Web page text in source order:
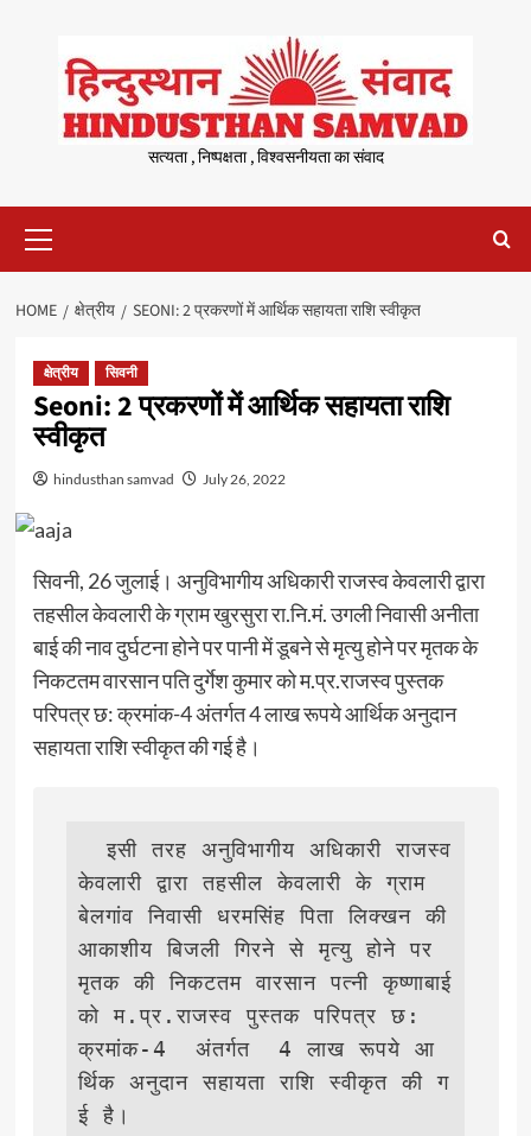
content
सत्यता , निष्पक्षता , विश्वसनीयता का संवाद
Menu
HOME क्षेत्रीय SEONI: 2 प्रकरणों में आर्थिक सहायता राशि स्वीकृत
क्षेत्रीय सिवनी
Seoni: 2 प्रकरणों में आर्थिक सहायता राशि
स्वीकृत
hindusthan samvad July 26, 2022
सिवनी, 26 जुलाई। अनुविभागीय अधिकारी राजस्व केवलारी द्वारा
तहसील केवलारी के ग्राम खुरसुरा रा.नि.मं. उगली निवासी अनीता
बाई की नाव दुर्घटना होने पर पानी में डूबने से मृत्यु होने पर मृतक के
निकटतम वारसान पति दुर्गेश कुमार को म.प्र.राजस्व पुस्तक
परिपत्र छ: क्रमांक-4 अंतर्गत 4 लाख रूपये आर्थिक अनुदान
सहायता राशि स्वीकृत की गई है।
  इसी तरह अनुविभागीय अधिकारी राजस्व
केवलारी द्वारा तहसील केवलारी के ग्राम
बेलगांव निवासी धरमसिंह पिता लिक्खन की
आकाशीय बिजली गिरने से मृत्यु होने पर
मृतक की निकटतम वारसान पत्नी कृष्णाबाई
को म.प्र.राजस्व पुस्तक परिपत्र छ:
क्रमांक-4  अंतर्गत  4 लाख रूपये आ
र्थिक अनुदान सहायता राशि स्वीकृत की ग
ई है।